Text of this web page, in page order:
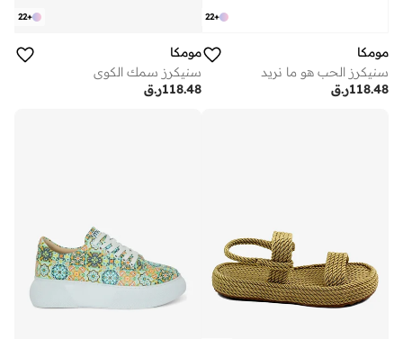
+
22
مومكا
سنيكرز الحب هو ما نريد
ر.ق118.48
+
22
مومكا
سنيكرز سمك الكوي
ر.ق118.48